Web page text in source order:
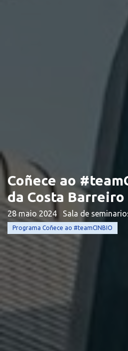
Coñece ao
da Costa Barreiro
28 maio 2024 Sala de
Programa Coñece ao #teamCINBIO